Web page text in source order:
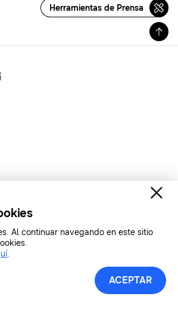
Herramientas de Prensa
Al continuar navegando en este sitio
.
ACEPTAR